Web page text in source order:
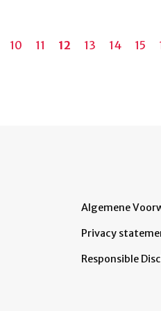
Pagina
10 Pagina
11
Huidige
12 Pagina
13 Pagina
14 15
Algemene
Privacy
Responsible